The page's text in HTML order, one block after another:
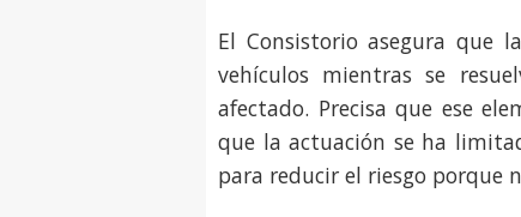
El Consistorio asegura que
vehículos mientras se
afectado. Precisa que ese
que la actuación se ha
para reducir el riesgo porque